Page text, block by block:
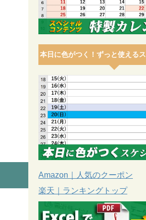
本日に色がつく！ずっと使える
Amazon｜人気のクーポン
楽天｜ランキングトップ